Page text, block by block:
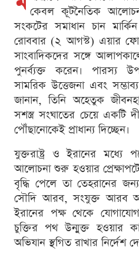
কেবল কূটনৈতিক
সংকটের সমাধান চান মার্কিন
রোববার (২ আগস্ট) এয়ার
সাংবাদিকদের সঙ্গে
পুনর্ব্যক্ত করেন। পারস্য
সামরিক উত্তেজনা এবং
জানান, তিনি অহেতুক
সশস্ত্র সংঘাতের চেয়ে একটি
পৌঁছানোকেই প্রাধান্য দিচ্ছেন।
যুক্তরাষ্ট্র ও ইরানের মধ্যে
আলোচনা শুরু হওয়ার
বৃদ্ধি পেলে তা তেহরানের
সৌদি আরব, সংযুক্ত আরব
ইরানের পক্ষ থেকে
চুক্তির পথ উন্মুক্ত হওয়ার
অভিযান স্থগিত রাখার নির্দেশ